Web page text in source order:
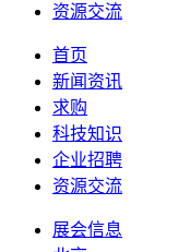
资源交流
首页
新闻资讯
求购
科技知识
企业招聘
资源交流
展会信息